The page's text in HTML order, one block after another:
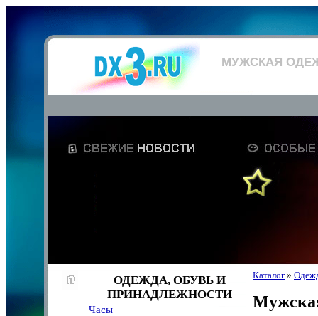
МУЖСКАЯ
ОДЕЖДА, ОБУВЬ И
ПРИНАДЛЕЖНОСТИ
Часы
Каталог »